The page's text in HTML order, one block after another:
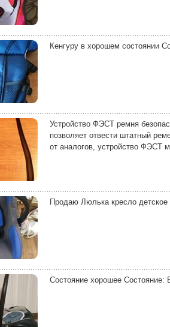
Кенгуру в хорошем состоянии
Устройство ФЭСТ ремня
позволяет отвести штатный
от аналогов, устройство ФЭСТ
Продаю Люлька кресло детское
Состояние хорошее Состояние: